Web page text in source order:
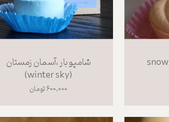
شامپوبار دانه برف(snow
شامپو بار ،آسمان زمستان
(winter sky)
۶۰۰,۰۰۰ تومان